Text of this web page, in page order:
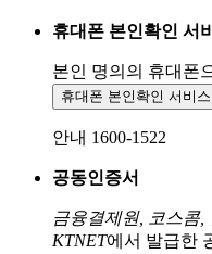
휴대폰 본인확인 서
본인 명의의 휴대폰
휴대폰 본인확인 서비스
안내 1600-1522
공동인증서
금융결제원, 코스콤,
KTNET에서 발급한